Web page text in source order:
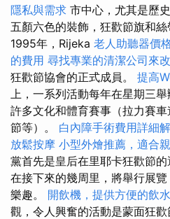
隱私與需求 市中心，尤其是歷
五顏六色的裝飾，狂歡節旗和絲
1995年，Rijeka 老人助聽器價
的費用 尋找專業的清潔公司來
狂歡節協會的正式成員。 提高
上，一系列活動每年在星期三
許多文化和體育賽事（拉力賽
節等）。 白內障手術費用詳細
放鬆按摩 小型外燴推薦，適合
黨首先是皇后在里耶卡狂歡節的
在接下來的幾周里，將舉行展
樂趣。 開飲機，提供方便的飲
觀，令人興奮的活動是蒙面狂歡